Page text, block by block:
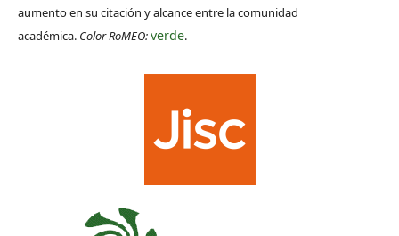
aumento en su citación y alcance entre la comunidad
académica. Color RoMEO:verde.